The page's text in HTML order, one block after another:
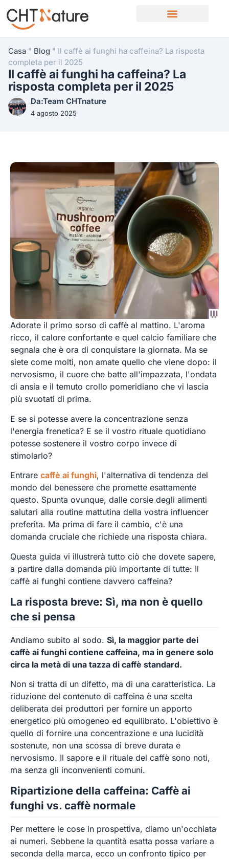
Casa " Blog " Il caffè ai funghi ha caffeina? La risposta
completa per il 2025
Il caffè ai funghi ha caffeina? La
risposta completa per il 2025
Da:Team CHTnature
4 agosto 2025
Adorate il primo sorso di caffè al mattino. L'aroma
ricco, il calore confortante e quel calcio familiare che
segnala che è ora di conquistare la giornata. Ma se
siete come molti, non amate quello che viene dopo: il
nervosismo, il cuore che batte all'impazzata, l'ondata
di ansia e il temuto crollo pomeridiano che vi lascia
più svuotati di prima.
E se si potesse avere la concentrazione senza
l'energia frenetica? E se il vostro rituale quotidiano
potesse sostenere il vostro corpo invece di
stimolarlo?
Entrare caffè ai funghi, l'alternativa di tendenza del
mondo del benessere che promette esattamente
questo. Spunta ovunque, dalle corsie degli alimenti
salutari alla routine mattutina della vostra influencer
preferita. Ma prima di fare il cambio, c'è una
domanda cruciale che richiede una risposta chiara.
Questa guida vi illustrerà tutto ciò che dovete sapere,
a partire dalla domanda più importante di tutte: Il
caffè ai funghi contiene davvero caffeina?
La risposta breve: Sì, ma non è quello
che si pensa
Andiamo subito al sodo. Sì, la maggior parte dei
caffè ai funghi contiene caffeina, ma in genere solo
circa la metà di una tazza di caffè standard.
Non si tratta di un difetto, ma di una caratteristica. La
riduzione del contenuto di caffeina è una scelta
deliberata dei produttori per fornire un apporto
energetico più omogeneo ed equilibrato. L'obiettivo è
quello di fornire una concentrazione e una lucidità
sostenute, non una scossa di breve durata e
nervosismo. Il sapore e il rituale del caffè sono noti,
ma senza gli inconvenienti comuni.
Ripartizione della caffeina: Caffè ai
funghi vs. caffè normale
Per mettere le cose in prospettiva, diamo un'occhiata
ai numeri. Sebbene la quantità esatta possa variare a
seconda della marca, ecco un confronto tipico per